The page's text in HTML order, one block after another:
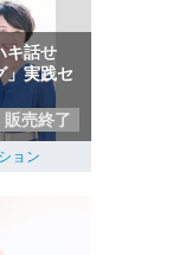
キ話せ
」実践セ
販売終了
ョン